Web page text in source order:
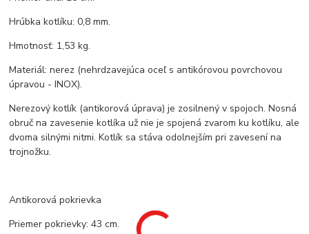
Hrúbka kotlíku: 0,8 mm.
Hmotnosť: 1,53 kg.
Materiál: nerez (nehrdzavejúca oceľ s antikórovou povrchovou
úpravou - INOX).
Nerezový kotlík (antikorová úprava) je zosilnený v spojoch. Nosná
obruč na zavesenie kotlíka už nie je spojená zvarom ku kotlíku, ale
dvoma silnými nitmi. Kotlík sa stáva odolnejším pri zavesení na
trojnožku.
Antikorová pokrievka
Priemer pokrievky: 43 cm.